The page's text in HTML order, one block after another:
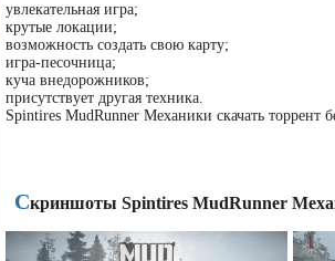
увлекательная игра;
крутые локации;
возможность создать свою карту;
игра-песочница;
куча внедорожников;
присутствует другая техника.
Spintires MudRunner Механики скачать
Скриншоты Spintires MudRunner